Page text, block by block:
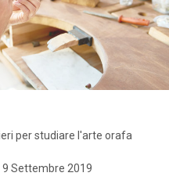
per studiare l'arte orafa
9 Settembre 2019